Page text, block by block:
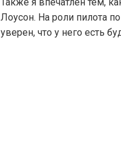
Также я впечатлен тем,
Лоусон. На роли пилота
уверен, что у него есть